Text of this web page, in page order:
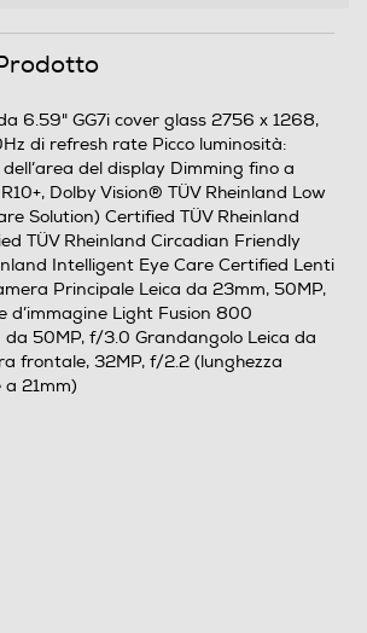
8500 Ultra
6.59" GG7i cover glass 2756 x 1268,
di refresh rate Picco luminosità:
del display Dimming fino a
Dolby Vision® TÜV Rheinland Low
Solution) Certified TÜV Rheinland
TÜV Rheinland Circadian Friendly
Intelligent Eye Care Certified Lenti
Principale Leica da 23mm, 50MP,
d’immagine Light Fusion 800
da 50MP, f/3.0 Grandangolo Leica da
frontale, 32MP, f/2.2 (lunghezza
21mm)